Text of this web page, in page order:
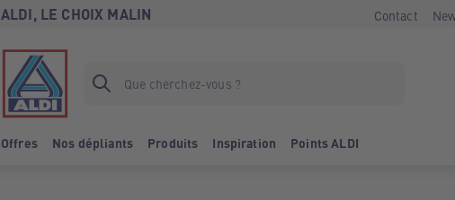
ALDI, LE CHOIX MALIN Contact
Offres Nos dépliants Produits Inspiration Points ALDI